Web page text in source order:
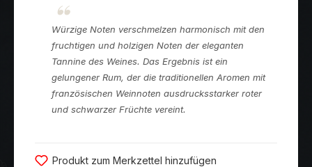
Würzige Noten verschmelzen harmonisch mit den
fruchtigen und holzigen Noten der eleganten
Tannine des Weines. Das Ergebnis ist ein
gelungener Rum, der die traditionellen Aromen mit
französischen Weinnoten ausdrucksstarker roter
und schwarzer Früchte vereint.
Produkt zum Merkzettel hinzufügen